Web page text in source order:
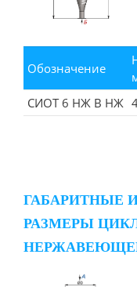
Обозначение
СИОТ 6 НЖ В НЖ
ГАБАРИТНЫЕ
РАЗМЕРЫ